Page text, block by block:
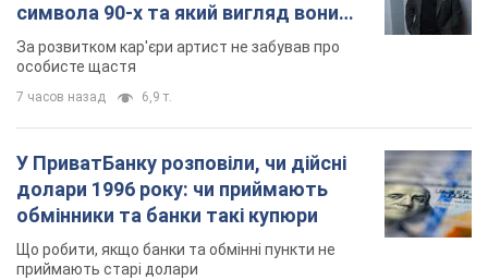
символа 90-х та який вигляд вони
мають
За розвитком кар'єри артист не забував про
особисте щастя
7 часов назад 6,9 т.
У ПриватБанку розповіли, чи дійсні
долари 1996 року: чи приймають
обмінники та банки такі купюри
Що робити, якщо банки та обмінні пункти не
приймають старі долари